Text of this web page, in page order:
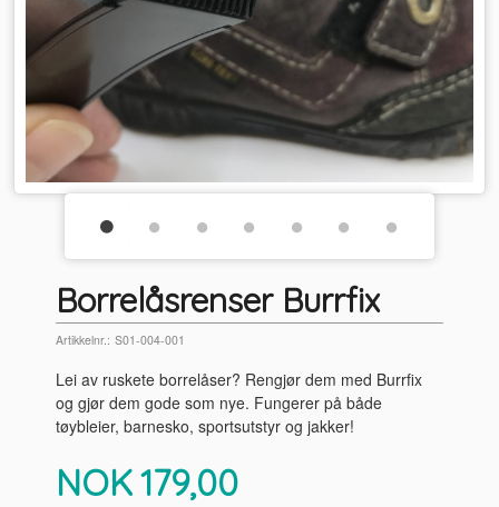
Borrelåsrenser Burrfix
Artikkelnr.: S01-004-001
Lei av ruskete borrelåser? Rengjør dem med Burrfix
og gjør dem gode som nye. Fungerer på både
tøybleier, barnesko, sportsutstyr og jakker!
Pris
NOK179,00